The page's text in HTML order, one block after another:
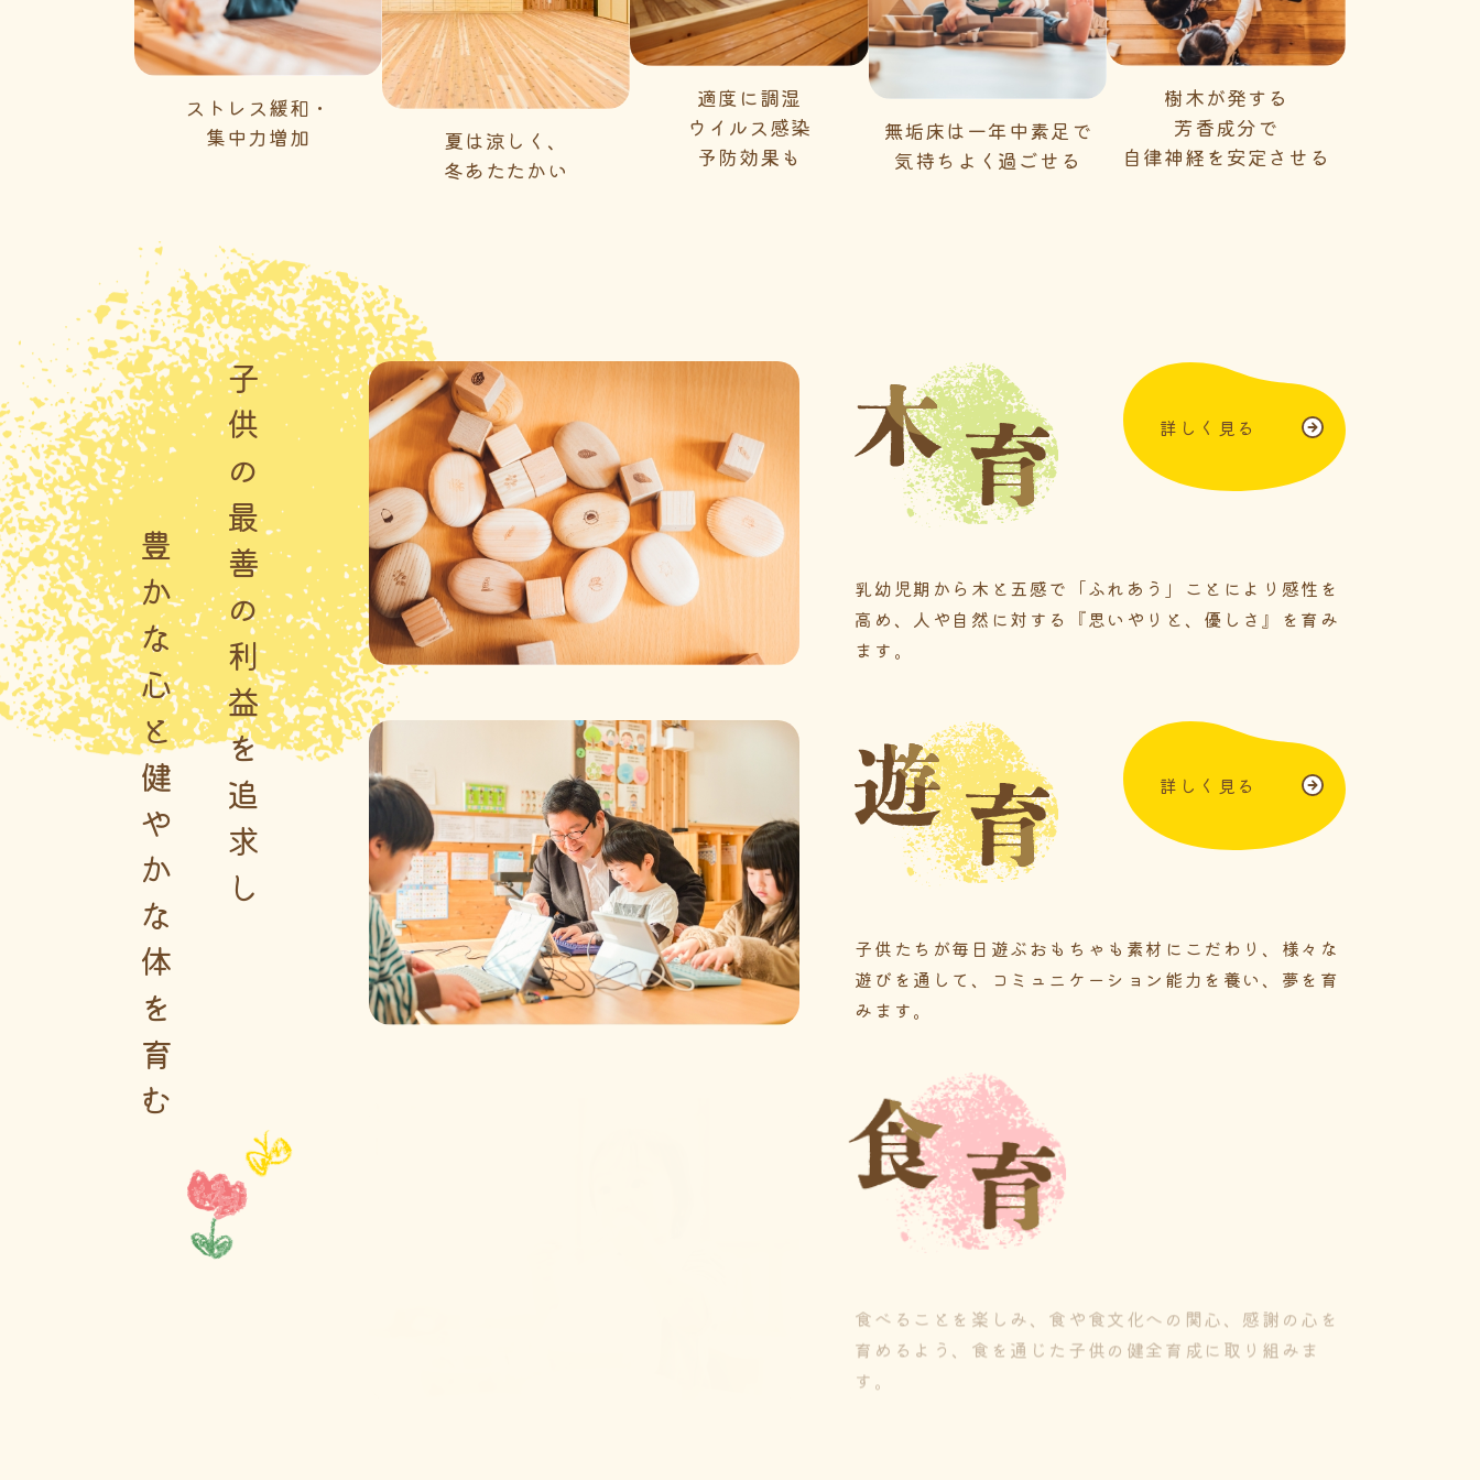
ストレス緩和・
集中力増加
夏は涼しく、
冬あたたかい
適度に調湿
ウイルス感染
予防効果も
無垢床は一年中素足で
気持ちよく過ごせる
樹木が発する
芳香成分で
自律神経を安定させる
子供の最善の利益を追求し
豊かな心と健やかな体を育む
詳しく見る
乳幼児期から木と五感で「ふれあう」ことにより感性を
高め、人や自然に対する『思いやりと、優しさ』を育み
ます。
詳しく見る
子供たちが毎日遊ぶおもちゃも素材にこだわり、様々な
遊びを通して、コミュニケーション能力を養い、夢を育
みます。
食べることを楽しみ、食や食文化への関心、感謝の心を
育めるよう、食を通じた子供の健全育成に取り組みま
す。